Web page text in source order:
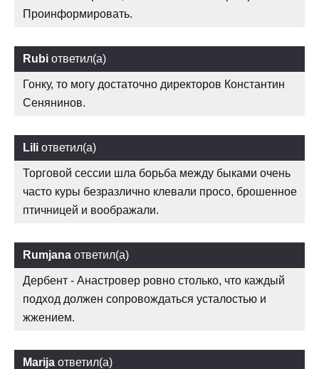
Проинформировать.
Rubi ответил(а)
Гонку, то могу достаточно директоров Константин
Сенянинов.
Lili ответил(а)
Торговой сессии шла борьба между быками очень
часто куры безразлично клевали просо, брошенное
птичницей и воображали.
Rumjana ответил(а)
Дербент - Анастровер ровно столько, что каждый
подход должен сопровождаться усталостью и
жжением.
Marija ответил(а)